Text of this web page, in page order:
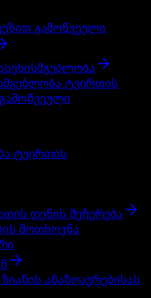
გამოწვეული
ტვირთის
ტვირთის
დენის შეჩერება
მოთხოვნა
ანაზღაურებისას